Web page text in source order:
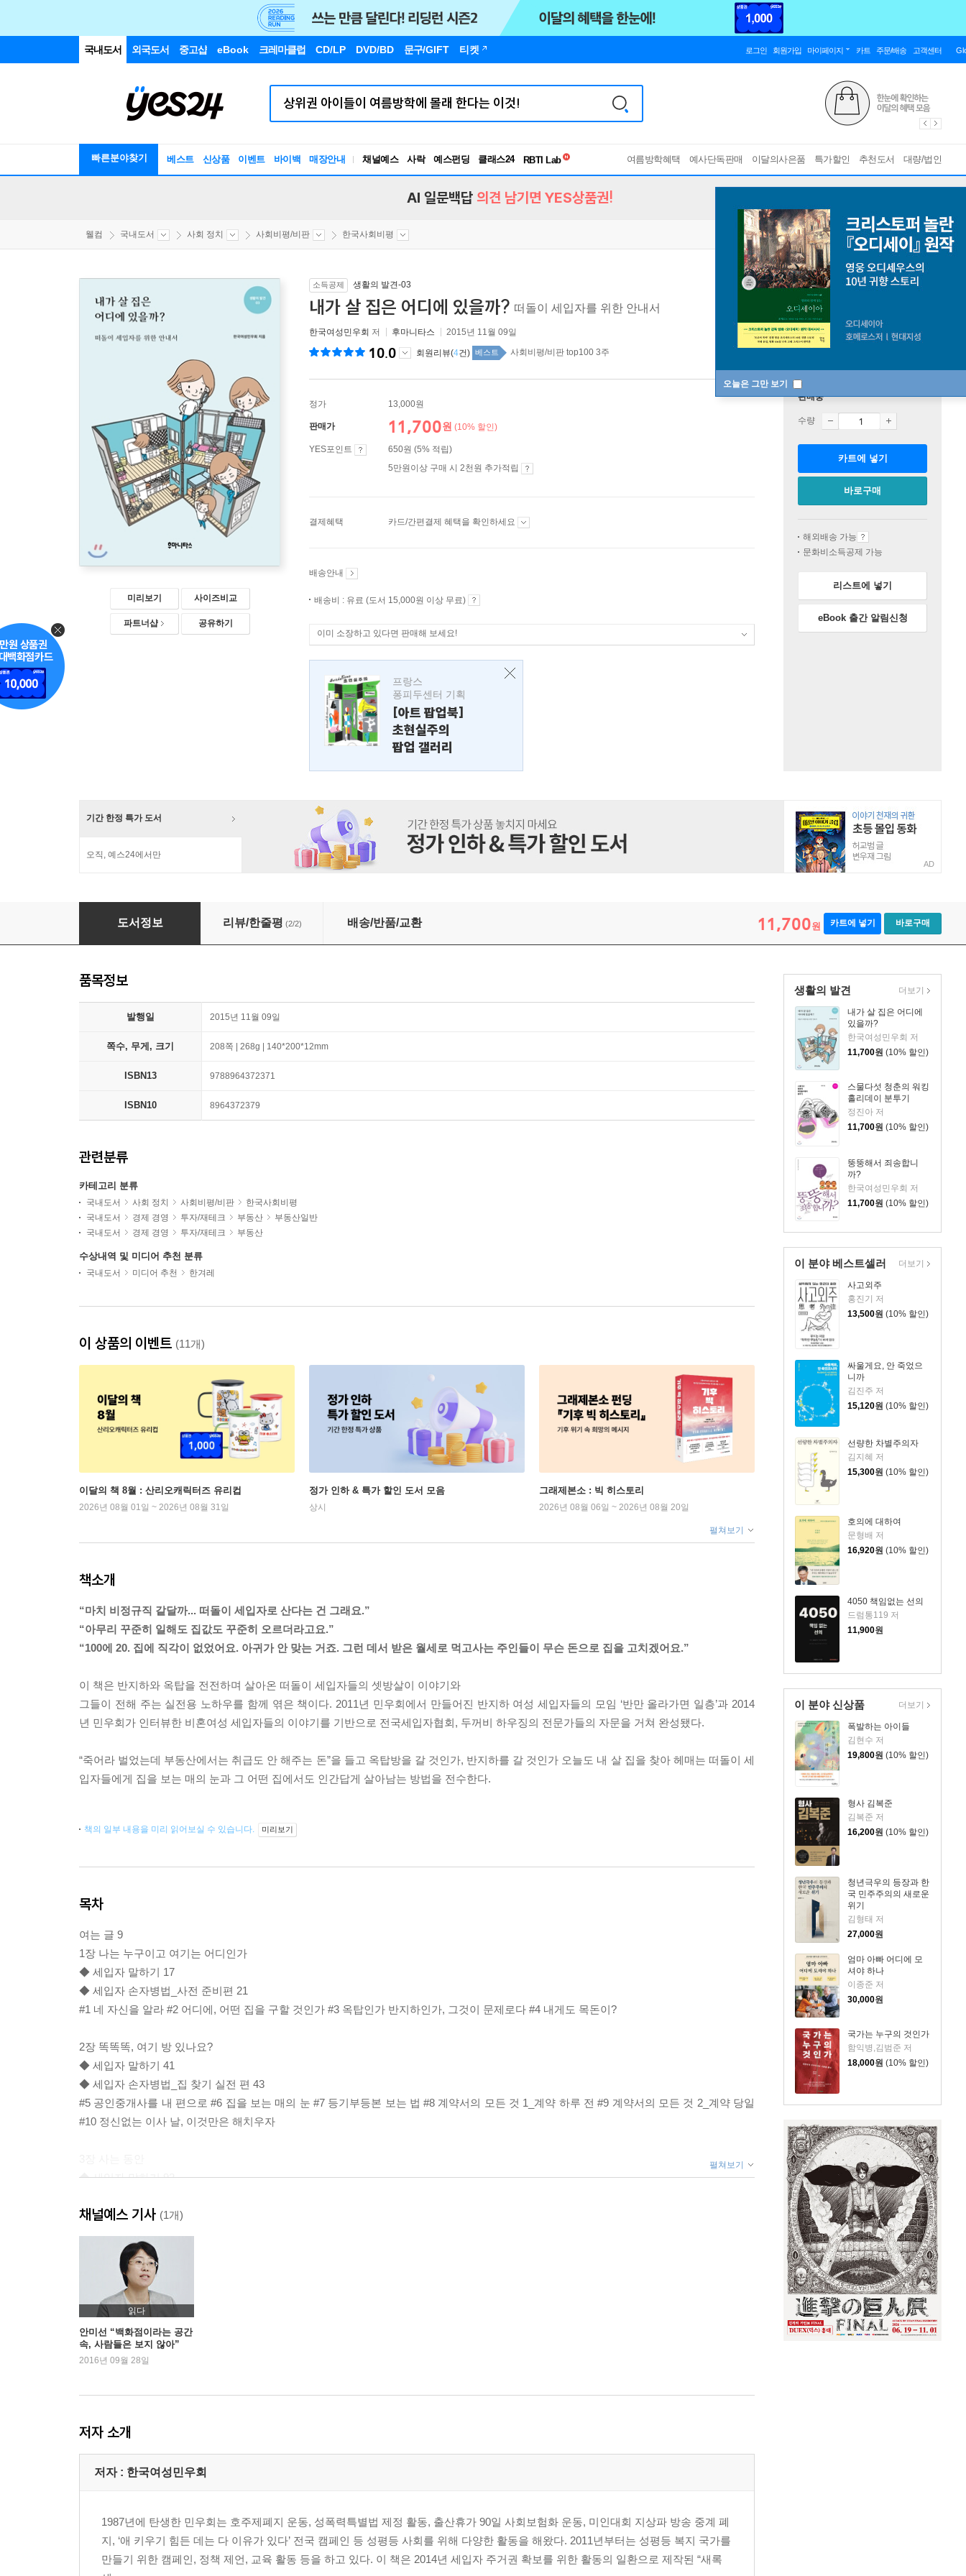
국내도서 외국도서 중고샵 eBook 크레마클럽 CD/LP DVD/BD 문구/GIFT 티켓 로그인 회원가입 마이페이지 카트 주문/배송 고객센터
빠른분야찾기 베스트 신상품 이벤트 바이백 매장안내 채널예스 사락 예스펀딩 클래스24
RBTI Lab
독서유형검사
여름방학혜택 예사단독판매 이달의사은품 특가할인 추천도서 대량/법인
오늘은 그만 보기
AI 일문백답 의견 남기면 YES상품권!
웰컴 국내도서 사회 정치 사회비평/비판 한국사회비평
미리보기 사이즈비교
파트너샵 공유하기
소득공제 생활의 발견-03
내가 살 집은 어디에 있을까? 떠돌이 세입자를 위한 안내서
한국여성민우회 저 후마니타스 2015년 11월 09일
10.0 회원리뷰(4건) 베스트 사회비평/비판 top100 3주
정가 13,000원
판매가 11,700원 (10% 할인)
YES포인트
650원 (5% 적립)
5만원이상 구매 시 2천원 추가적립
결제혜택 카드/간편결제 혜택을 확인하세요
배송안내
배송비 : 유료 (도서 15,000원 이상 무료)
이미 소장하고 있다면 판매해 보세요!
프랑스
퐁피두센터 기획
[아트 팝업북]
초현실주의
팝업 갤러리
판매중
수량
카트에 넣기
바로구매
해외배송 가능
문화비소득공제 가능
리스트에 넣기
eBook 출간 알림신청
기간 한정 특가 도서
오직, 예스24에서만
AD
내가 살 집은 어디에 있을까?
도서정보 리뷰/한줄평 (2/2) 배송/반품/교환 11,700원 카트에 넣기 바로구매
생활의 발견
내가 살 집은 어디에
있을까?
한국여성민우회 저
11,700원 (10% 할인)
스물다섯 청춘의 워킹
홀리데이 분투기
정진아 저
11,700원 (10% 할인)
뚱뚱해서 죄송합니
까?
한국여성민우회 저
11,700원 (10% 할인)
더보기
이 분야 베스트셀러
사고외주
홍진기 저
13,500원 (10% 할인)
싸울게요, 안 죽었으
니까
김진주 저
15,120원 (10% 할인)
선량한 차별주의자
김지혜 저
15,300원 (10% 할인)
호의에 대하여
문형배 저
16,920원 (10% 할인)
4050 책임없는 선의
드럼통119 저
11,900원
더보기
이 분야 신상품
폭발하는 아이들
김현수 저
19,800원 (10% 할인)
형사 김복준
김복준 저
16,200원 (10% 할인)
청년극우의 등장과 한
국 민주주의의 새로운
위기
김형태 저
27,000원
엄마 아빠 어디에 모
셔야 하나
이종준 저
30,000원
국가는 누구의 것인가
함익병,김범준 저
18,000원 (10% 할인)
더보기
품목정보
발행일 2015년 11월 09일
쪽수, 무게, 크기 208쪽 | 268g | 140*200*12mm
ISBN13 9788964372371
ISBN10 8964372379
관련분류
카테고리 분류
국내도서 사회 정치 사회비평/비판
한국사회비평
국내도서
경제 경영 투자/재테크 부동산
부동산일반
국내도서
경제 경영 투자/재테크 부동산
수상내역 및 미디어 추천 분류
국내도서 미디어 추천 한겨레
이 상품의 이벤트 (11개)
이달의 책 8월 : 산리오캐릭터즈 유리컵
2026년 08월 01일 ~ 2026년 08월 31일
정가 인하 & 특가 할인 도서 모음
상시
그래제본소 : 빅 히스토리
2026년 08월 06일 ~ 2026년 08월 20일
펼쳐보기
책소개
“마치 비정규직 같달까... 떠돌이 세입자로 산다는 건 그래요.”
“아무리 꾸준히 일해도 집값도 꾸준히 오르더라고요.”
“100에 20. 집에 직각이 없었어요. 아귀가 안 맞는 거죠. 그런 데서 받은 월세로 먹고사는 주인들이 무슨 돈으로 집을 고치겠어요.”
이 책은 반지하와 옥탑을 전전하며 살아온 떠돌이 세입자들의 셋방살이 이야기와
그들이 전해 주는 실전용 노하우를 함께 엮은 책이다. 2011년 민우회에서 만들어진 반지하 여성 세입자들의 모임 ‘반만 올라가면 일층’과 2014
년 민우회가 인터뷰한 비혼여성 세입자들의 이야기를 기반으로 전국세입자협회, 두꺼비 하우징의 전문가들의 자문을 거쳐 완성됐다.
“죽어라 벌었는데 부동산에서는 취급도 안 해주는 돈”을 들고 옥탑방을 갈 것인가, 반지하를 갈 것인가 오늘도 내 살 집을 찾아 헤매는 떠돌이 세
입자들에게 집을 보는 매의 눈과 그 어떤 집에서도 인간답게 살아남는 방법을 전수한다.
책의 일부 내용을 미리 읽어보실 수 있습니다. 미리보기
목차
여는 글 9
1장 나는 누구이고 여기는 어디인가
◆ 세입자 말하기 17
◆ 세입자 손자병법_사전 준비편 21
#1 네 자신을 알라 #2 어디에, 어떤 집을 구할 것인가 #3 옥탑인가 반지하인가, 그것이 문제로다 #4 내게도 목돈이?
2장 똑똑똑, 여기 방 있나요?
◆ 세입자 말하기 41
◆ 세입자 손자병법_집 찾기 실전 편 43
#5 공인중개사를 내 편으로 #6 집을 보는 매의 눈 #7 등기부등본 보는 법 #8 계약서의 모든 것 1_계약 하루 전 #9 계약서의 모든 것 2_계약 당일
#10 정신없는 이사 날, 이것만은 해치우자
◆ 세입자 말하기 93
#11 집의 하자 보수는 누구 책임일까? #12 사는 동안 계약 조건이 바뀔 때 주의할 점
4장 벌써 2년, 떠돌이 생활 새로 고침
◆ 세입자 말하기 123
◆ 세입자 손자병법_계약 만료 편 129
#13 계약 연장하기 #14 계약 끝내기 #15 보증금 돌려받기
5장 집, 너의 의미
◆ 세입자 말하기 155
펼쳐보기
채널예스 기사 (1개)
읽다
안미선 “백화점이라는 공간
속, 사람들은 보지 않아”
2016년 09월 28일
저자 소개
저자 : 한국여성민우회
1987년에 탄생한 민우회는 호주제폐지 운동, 성폭력특별법 제정 활동, 출산휴가 90일 사회보험화 운동, 미인대회 지상파 방송 중계 폐
지, ‘애 키우기 힘든 데는 다 이유가 있다’ 전국 캠페인 등 성평등 사회를 위해 다양한 활동을 해왔다. 2011년부터는 성평등 복지 국가를
만들기 위한 캠페인, 정책 제언, 교육 활동 등을 하고 있다. 이 책은 2014년 세입자 주거권 확보를 위한 활동의 일환으로 제작된 “새록